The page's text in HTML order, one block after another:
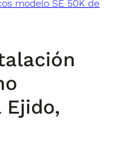
modelo SE 50K de